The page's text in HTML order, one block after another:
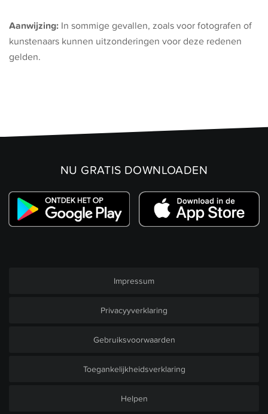
Aanwijzing: In sommige gevallen, zoals voor fotografen of
kunstenaars kunnen uitzonderingen voor deze redenen
gelden.
NU GRATIS DOWNLOADEN
Impressum
Privacyyverklaring
Gebruiksvoorwaarden
Toegankelijkheidsverklaring
Helpen